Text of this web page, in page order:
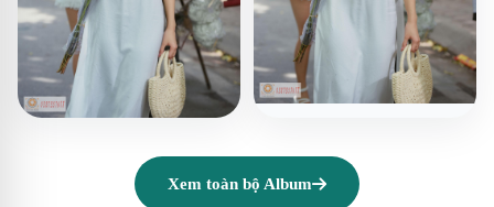
Xem toàn bộ Album